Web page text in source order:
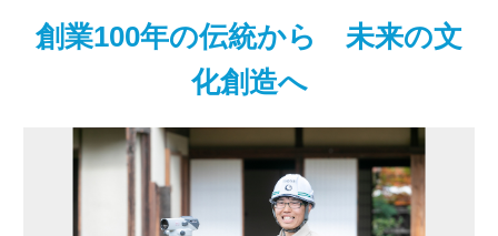
創業100年の伝統から 未来の文
化創造へ